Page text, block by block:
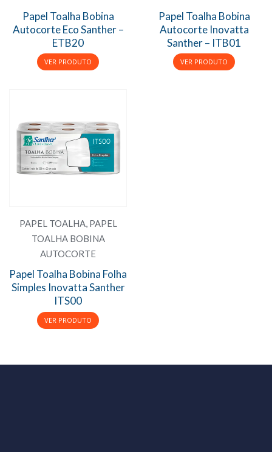
Papel Toalha Bobina
Autocorte Eco Santher –
ETB20
Papel Toalha Bobina
Autocorte Inovatta
Santher – ITB01
PAPEL TOALHA, PAPEL
TOALHA BOBINA
AUTOCORTE
Papel Toalha Bobina Folha
Simples Inovatta Santher
ITS00